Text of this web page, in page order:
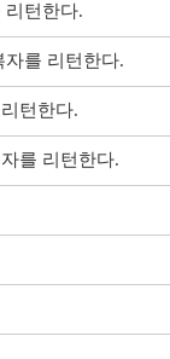
리턴한다.
를 리턴한다.
턴한다.
를 리턴한다.